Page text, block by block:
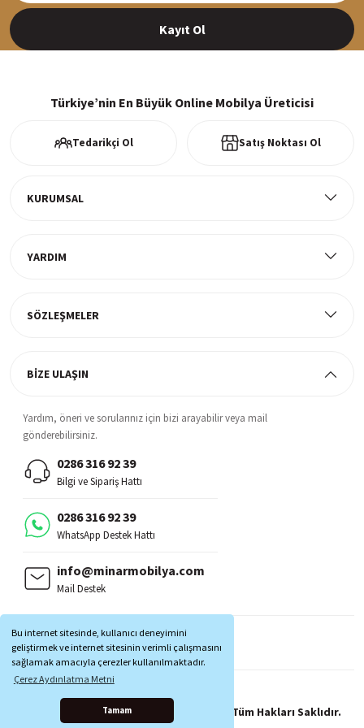
Bu internet sitesinde, kullanıcı deneyimini
geliştirmek ve internet sitesinin verimli çalışmasını
sağlamak amacıyla çerezler kullanılmaktadır.
Çerez Aydınlatma Metni
Tamam
%39 İNDİRİM
10.399,90 TL Kayıt Ol
Türkiye’nin En Büyük Online Mobilya Üreticisi
Tedarikçi Ol Satış Noktası Ol
KURUMSAL
YARDIM
SÖZLEŞMELER
BİZE ULAŞIN
Yardım, öneri ve sorularınız için bizi arayabilir veya mail
gönderebilirsiniz.
0286 316 92 39
Bilgi ve Sipariş Hattı
0286 316 92 39
WhatsApp Destek Hattı
info@minarmobilya.com
Mail Destek
MOBİL UYGULAMALAR:
Copyright © 1997 - 2025 Minar Mobilya® Tüm Hakları Saklıdır.